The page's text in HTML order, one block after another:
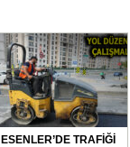
ESENLER’DE TRAFİĞİ